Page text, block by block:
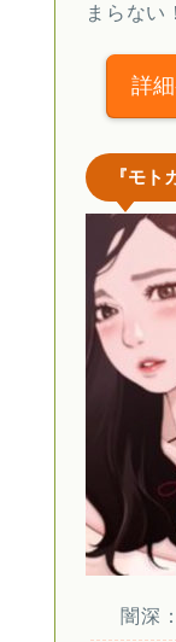
まらない！
詳
『モト
闇深：